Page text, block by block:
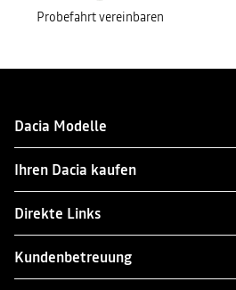
Probefahrt vereinbaren
Dacia Modelle
Ihren Dacia kaufen
Direkte Links
Kundenbetreuung